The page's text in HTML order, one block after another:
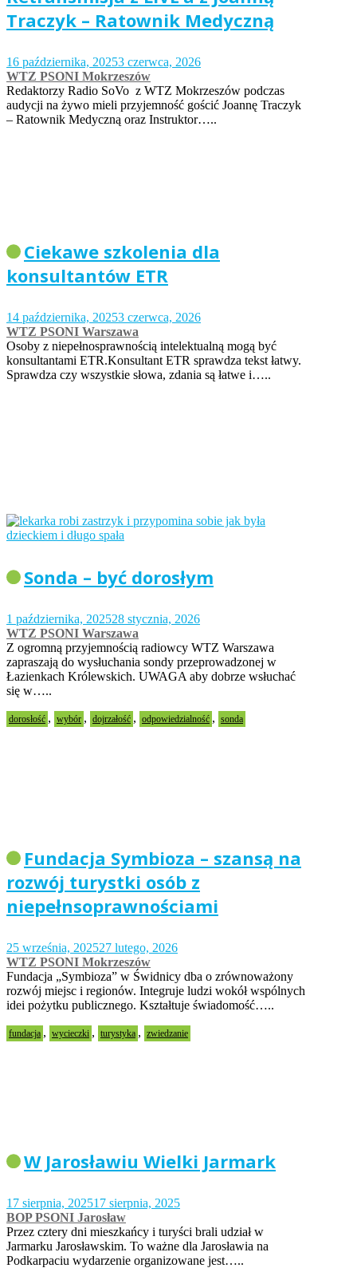
Traczyk – Ratownik Medyczną
16 października, 20253 czerwca, 2026
WTZ PSONI Mokrzeszów
Redaktorzy Radio SoVo z WTZ Mokrzeszów podczas
audycji na żywo mieli przyjemność gościć Joannę Traczyk
– Ratownik Medyczną oraz Instruktor…..
Ciekawe szkolenia dla
konsultantów ETR
14 października, 20253 czerwca, 2026
WTZ PSONI Warszawa
Osoby z niepełnosprawnością intelektualną mogą być
konsultantami ETR.Konsultant ETR sprawdza tekst łatwy.
Sprawdza czy wszystkie słowa, zdania są łatwe i…..
Sonda – być dorosłym
1 października, 202528 stycznia, 2026
WTZ PSONI Warszawa
Z ogromną przyjemnością radiowcy WTZ Warszawa
zapraszają do wysłuchania sondy przeprowadzonej w
Łazienkach Królewskich. UWAGA aby dobrze wsłuchać
się w…..
dorosłość , wybór , dojrzałość , odpowiedzialność , sonda
Fundacja Symbioza – szansą na
rozwój turystki osób z
niepełnsoprawnościami
25 września, 202527 lutego, 2026
WTZ PSONI Mokrzeszów
Fundacja „Symbioza” w Świdnicy dba o zrównoważony
rozwój miejsc i regionów. Integruje ludzi wokół wspólnych
idei pożytku publicznego. Kształtuje świadomość…..
fundacja , wycieczki , turystyka , zwiedzanie
W Jarosławiu Wielki Jarmark
17 sierpnia, 202517 sierpnia, 2025
BOP PSONI Jarosław
Przez cztery dni mieszkańcy i turyści brali udział w
Jarmarku Jarosławskim. To ważne dla Jarosławia na
Podkarpaciu wydarzenie organizowane jest…..